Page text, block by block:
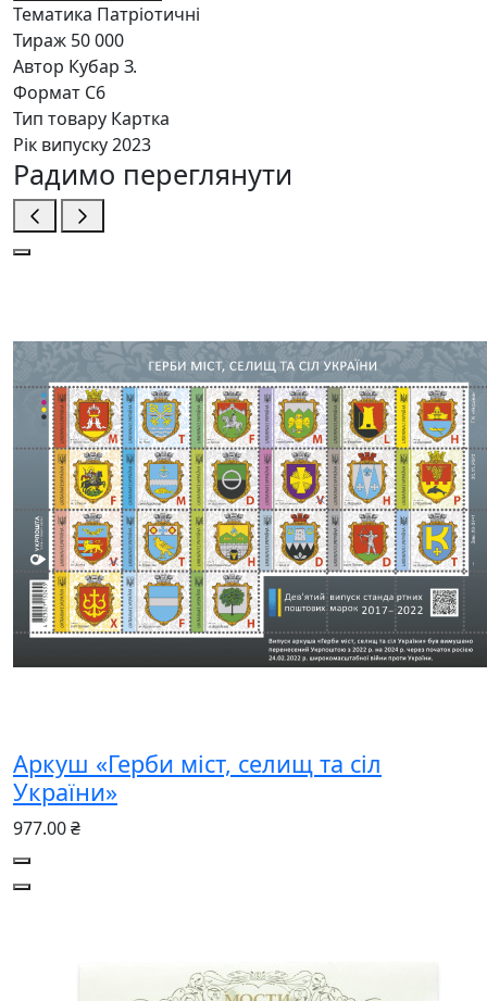
Тематика Патріотичні
Тираж 50 000
Автор Кубар З.
Формат С6
Тип товару Картка
Рік випуску2023
Радимо переглянути
Аркуш «Герби міст, селищ та сіл
України»
977.00 ₴